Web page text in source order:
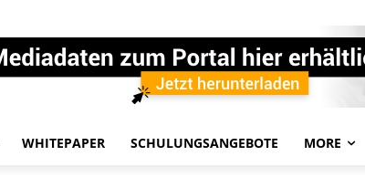
WHITEPAPER SCHULUNGSANGEBOTE MORE